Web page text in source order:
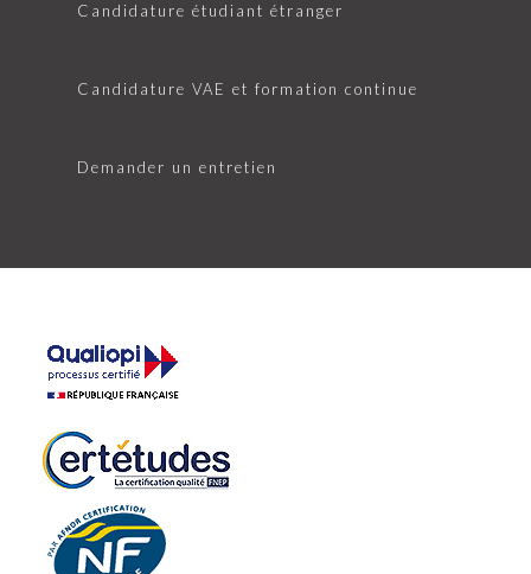
Candidature étudiant étranger
Candidature VAE et formation continue
Demander un entretien